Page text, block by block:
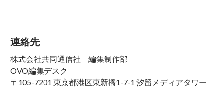
連絡先
株式会社共同通信社 編集制作部
OVO編集デスク
〒105-7201 東京都港区東新橋1-7-1 汐留メディアタワー